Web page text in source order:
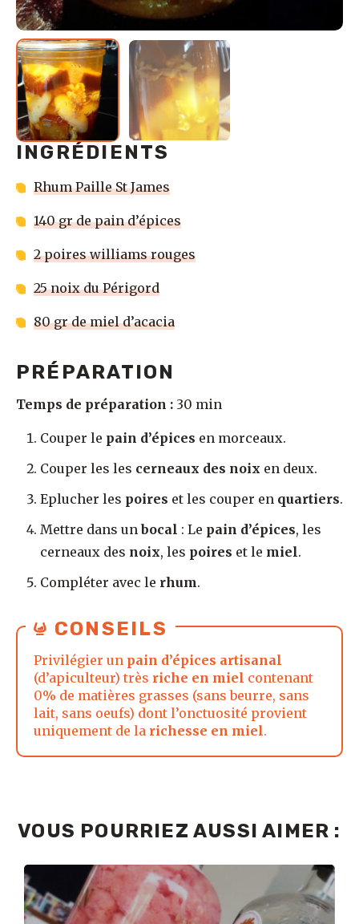
INGRÉDIENTS
Rhum Paille St James
140 gr de pain d’épices
2 poires williams rouges
25 noix du Périgord
80 gr de miel d’acacia
PRÉPARATION
Temps de préparation : 30 min
Couper le pain d’épices en morceaux.
Couper les les cerneaux des noix en deux.
Eplucher les poires et les couper en quartiers.
Mettre dans unbocal : Le pain d’épices, les
cerneaux des noix, les poires et le miel.
Compléter avec le rhum.
CONSEILS
Privilégier un pain d’épices artisanal
(d’apiculteur) très riche en miel contenant
0% de matières grasses (sans beurre, sans
lait, sans oeufs) dont l’onctuosité provient
uniquement de la richesse en miel.
VOUS POURRIEZ AUSSI AIMER :